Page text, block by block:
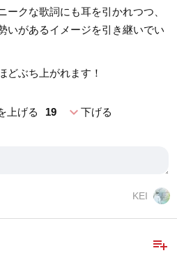
ークな歌詞にも耳を引かれつつ、
いがあるイメージを引き継いでい
どぶち上がれます！
上げる 19 expand_more下げる
KEI
playlist_add